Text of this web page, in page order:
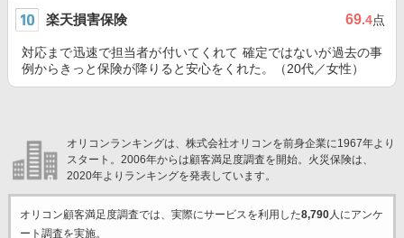
楽天損害保険 69.4点
対応まで迅速で担当者が付いてくれて 確定ではないが過去の事
例からきっと保険が降りると安心をくれた。（20代／女性）
オリコンランキングは、株式会社オリコンを前身企業に1967年より
スタート。2006年からは顧客満足度調査を開始。火災保険は、
2020年よりランキングを発表しています。
オリコン顧客満足度調査では、実際にサービスを利用した8,790人にアンケ
ート調査を実施。